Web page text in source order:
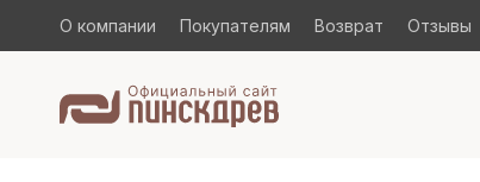
О компании Покупателям Возврат Отзывы